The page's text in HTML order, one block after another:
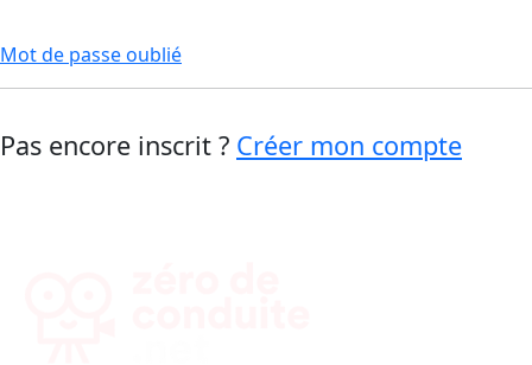
Mot de passe oublié
Pas encore inscrit ? Créer mon compte